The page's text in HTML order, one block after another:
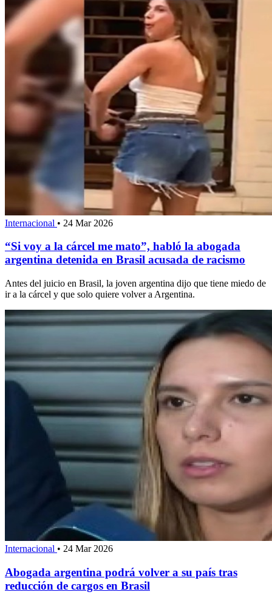
Internacional • 24 Mar 2026
“Si voy a la cárcel me mato”, habló la abogada
argentina detenida en Brasil acusada de racismo
Antes del juicio en Brasil, la joven argentina dijo que tiene miedo de
ir a la cárcel y que solo quiere volver a Argentina.
Internacional • 24 Mar 2026
Abogada argentina podrá volver a su país tras
reducción de cargos en Brasil